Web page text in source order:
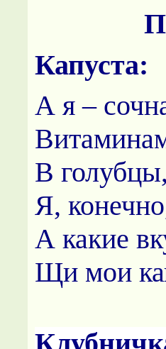
Капуста:
А я –
В
Я,
А какие
Щи мои